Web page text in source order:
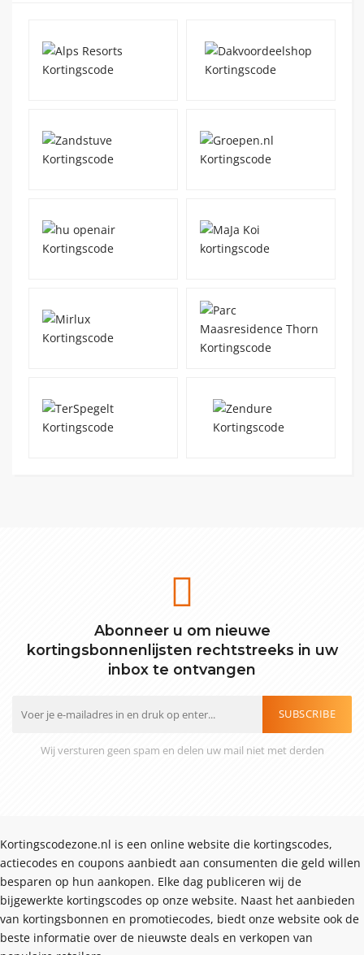
Abonneer u om nieuwe
kortingsbonnenlijsten rechtstreeks in uw
inbox te ontvangen
SUBSCRIBE
Wij versturen geen spam en delen uw mail niet met derden
Kortingscodezone.nl is een online website die kortingscodes,
actiecodes en coupons aanbiedt aan consumenten die geld willen
besparen op hun aankopen. Elke dag publiceren wij de
bijgewerkte kortingscodes op onze website. Naast het aanbieden
van kortingsbonnen en promotiecodes, biedt onze website ook de
beste informatie over de nieuwste deals en verkopen van